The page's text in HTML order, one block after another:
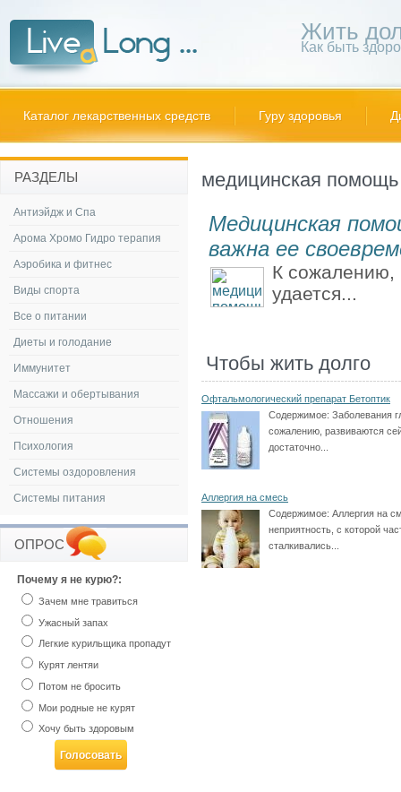
Жить
Как быть
Каталог лекарственных средств Гуру здоровья
медицинская помощь
Медицинская
важна ее
К сожалению,
удается...
Чтобы жить долго
Офтальмологический препарат Бетоптик
Содержимое: Заболевания
сожалению, развиваются
достаточно...
Аллергия на смесь
Содержимое: Аллергия на
неприятность, с которой
сталкивались...
РАЗДЕЛЫ
Антиэйдж и Спа
Арома Хромо Гидро терапия
Аэробика и фитнес
Виды спорта
Все о питании
Диеты и голодание
Иммунитет
Массажи и обертывания
Отношения
Психология
Системы оздоровления
Системы питания
ОПРОС
Почему я не курю?:
Зачем мне травиться
Ужасный запах
Легкие курильщика пропадут
Курят лентяи
Потом не бросить
Мои родные не курят
Хочу быть здоровым